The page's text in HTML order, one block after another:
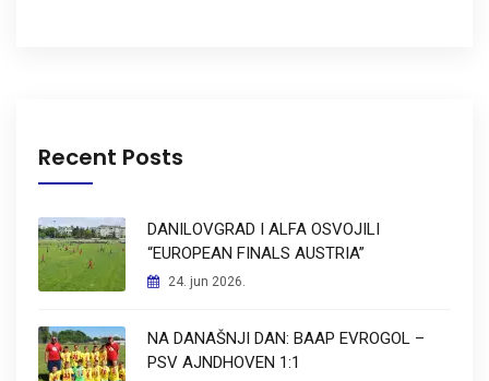
Recent Posts
DANILOVGRAD I ALFA OSVOJILI
“EUROPEAN FINALS AUSTRIA”
24. jun 2026.
NA DANAŠNJI DAN: BAAP EVROGOL –
PSV AJNDHOVEN 1:1